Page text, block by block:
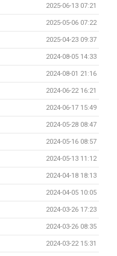
2025-06-13 07:21
2025-05-06 07:22
2025-04-23 09:37
2024-08-05 14:33
2024-08-01 21:16
2024-06-22 16:21
2024-06-17 15:49
2024-05-28 08:47
2024-05-16 08:57
2024-05-13 11:12
2024-04-18 18:13
2024-04-05 10:05
2024-03-26 17:23
2024-03-26 08:35
2024-03-22 15:31